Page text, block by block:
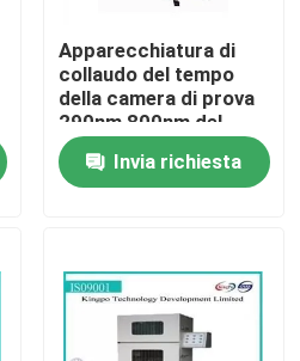
medica
protezione dell'ingresso
Apparecchiatura di
collaudo del tempo
della camera di prova
290nm 800nm del
xeno di alta precisione
Invia richiesta